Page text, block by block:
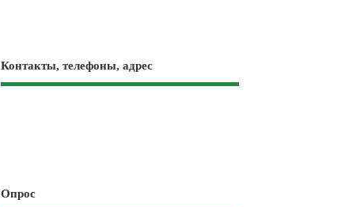
Контакты, телефоны, адрес
Опрос